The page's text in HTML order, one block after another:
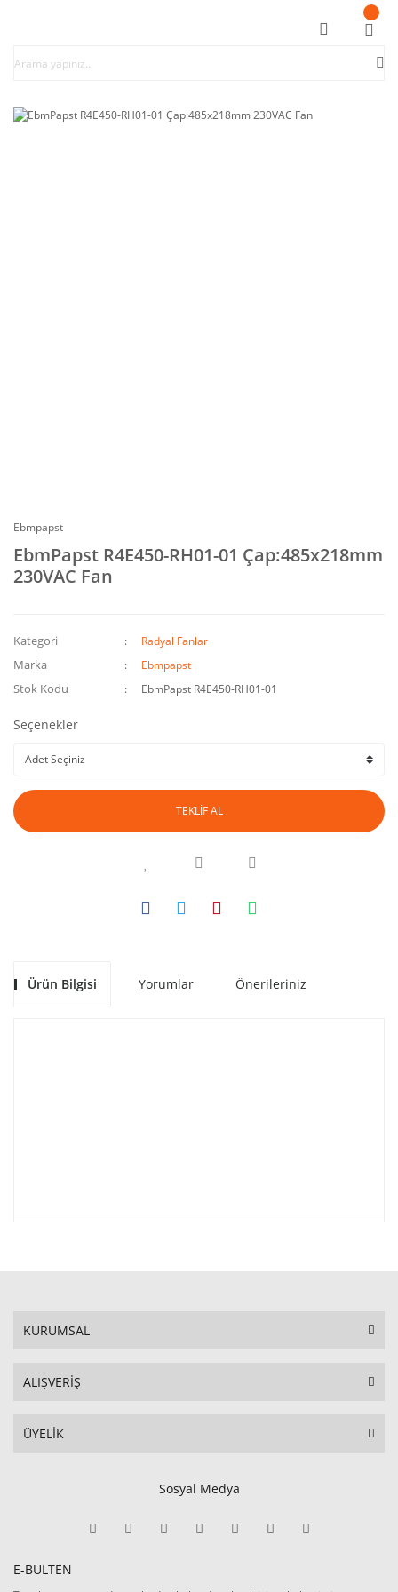
Ebmpapst
EbmPapst R4E450-RH01-01 Çap:485x218mm
230VAC Fan
Kategori Radyal Fanlar
Marka Ebmpapst
Stok Kodu EbmPapst R4E450-RH01-01
Seçenekler
TEKLİF AL
Ürün Bilgisi Yorumlar Önerileriniz
KURUMSAL
ALIŞVERİŞ
ÜYELİK
Sosyal Medya
E-BÜLTEN